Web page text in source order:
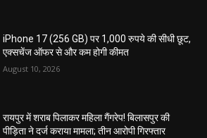
iPhone 17 (256 GB) पर 1,000 रुपये की सीधी छूट,
एक्सचेंज ऑफर से और कम होगी कीमत
August 10, 2026
रायपुर में शराब पिलाकर महिला गैंगरेप! बिलासपुर की
पीड़िता ने दर्ज कराया मामला; तीन आरोपी गिरफ्तार